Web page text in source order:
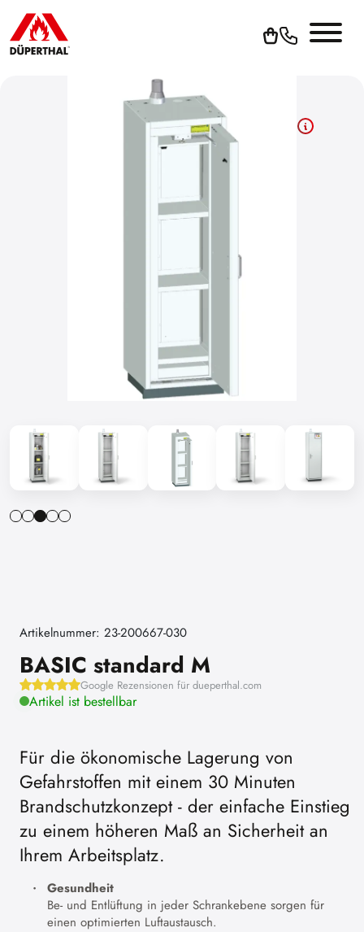
Artikelnummer: 23-200667-030
BASIC standard M
Google Rezensionen für dueperthal.com
Artikel ist bestellbar
Für die ökonomische Lagerung von
Gefahrstoffen mit einem 30 Minuten
Brandschutzkonzept - der einfache Einstieg
zu einem höheren Maß an Sicherheit an
Ihrem Arbeitsplatz.
Gesundheit
Be- und Entlüftung in jeder Schrankebene sorgen für
einen optimierten Luftaustausch.